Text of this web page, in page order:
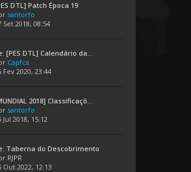
DTL] Patch Época 19
santorfo
Set 2018, 08:54
[PES DTL] Calendário da...
Capfca
Fev 2020, 23:44
2018] Classificaçõ...
santorfo
Jul 2018, 15:12
Taberna do Descobrimento
RJPR
Out 2022, 12:13